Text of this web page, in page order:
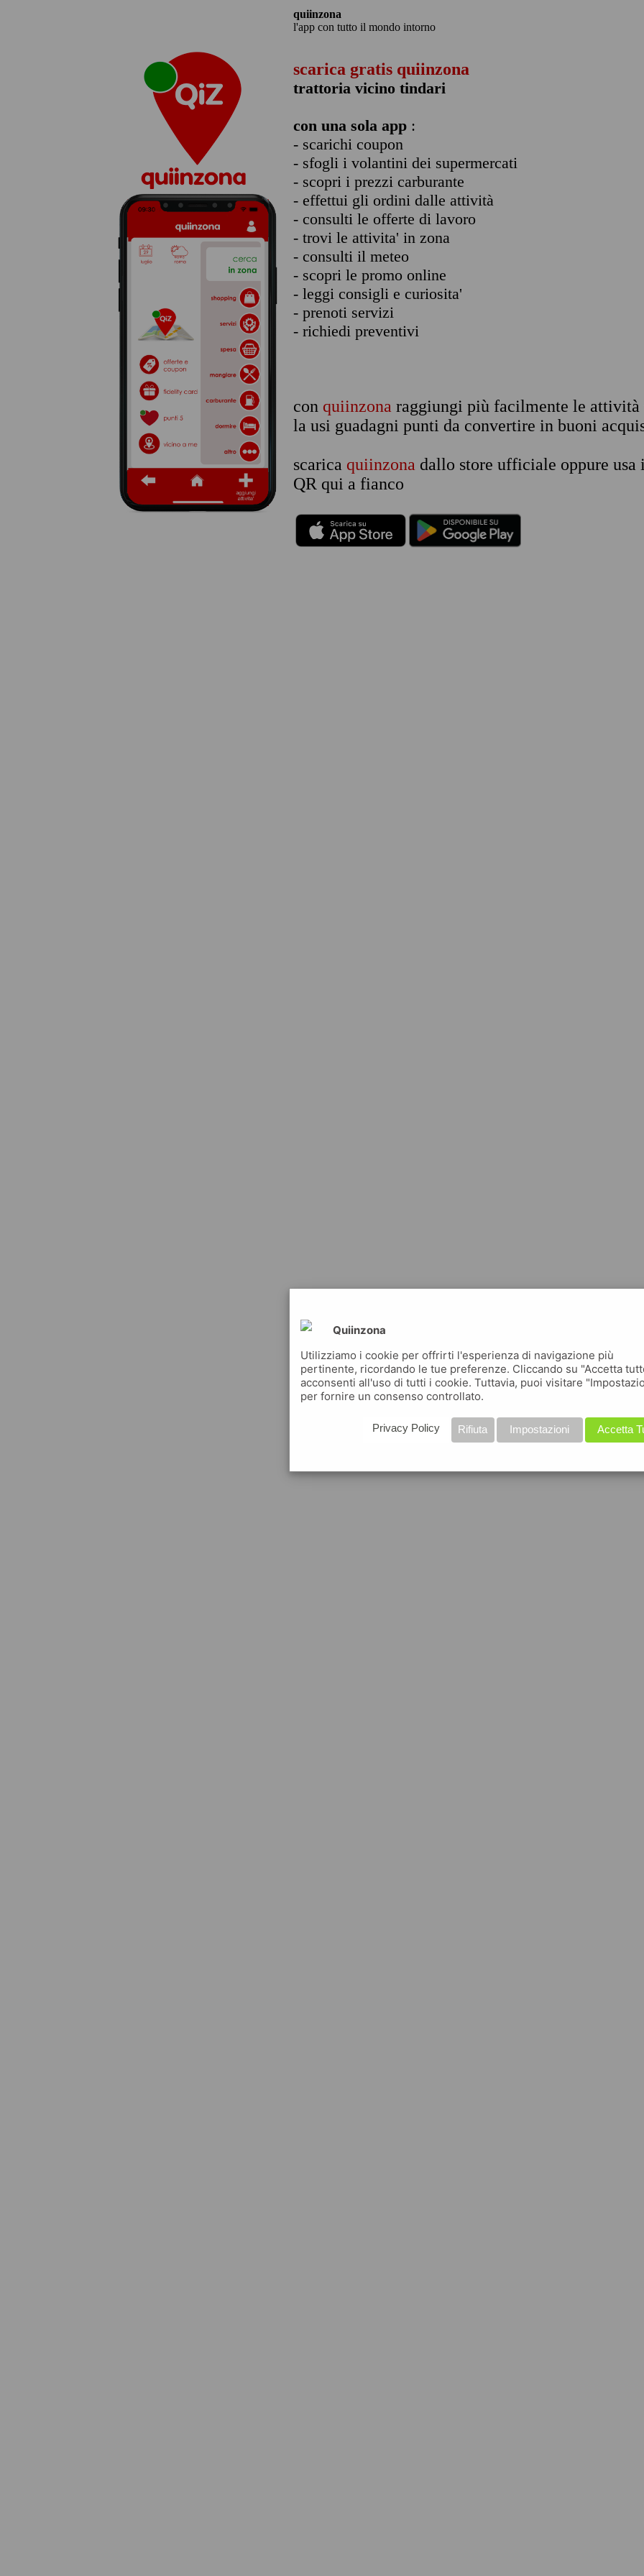
quiinzona
l'app con tutto il mondo intorno
scarica gratis quiinzona
trattoria vicino tindari
con una sola app :
- scarichi coupon
- sfogli i volantini dei supermercati
- scopri i prezzi carburante
- effettui gli ordini dalle attività
- consulti le offerte di lavoro
- trovi le attivita' in zona
- consulti il meteo
- scopri le promo online
- leggi consigli e curiosita'
- prenoti servizi
- richiedi preventivi
con quiinzona raggiungi più facilmente le attività
la usi guadagni punti da convertire in buoni
scarica quiinzona dallo store ufficiale oppure usa
QR qui a fianco
Quiinzona
Utilizziamo i cookie per offrirti l'esperienza di navigazione più
pertinente, ricordando le tue preferenze. Cliccando su "Accetta
acconsenti all'uso di tutti i cookie. Tuttavia, puoi visitare
per fornire un consenso controllato.
Accetta
Impostazioni
Rifiuta
Privacy Policy